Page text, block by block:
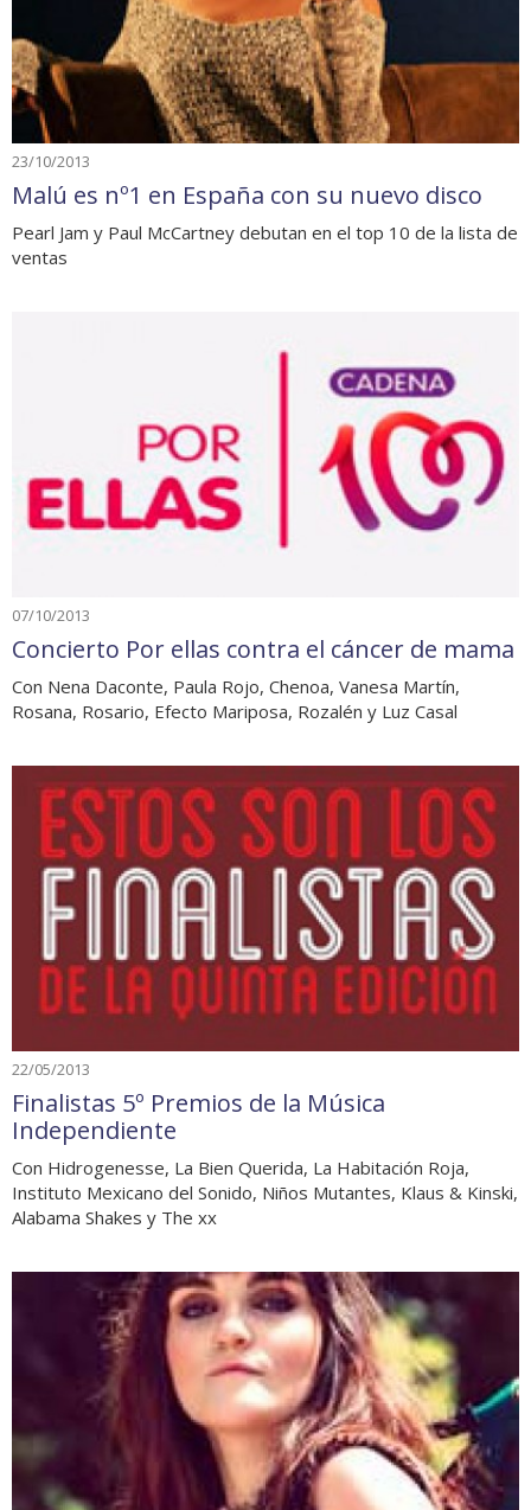
23/10/2013
Malú es nº1 en España con su nuevo disco
Pearl Jam y Paul McCartney debutan en el top 10 de la lista de
ventas
07/10/2013
Concierto Por ellas contra el cáncer de mama
Con Nena Daconte, Paula Rojo, Chenoa, Vanesa Martín,
Rosana, Rosario, Efecto Mariposa, Rozalén y Luz Casal
22/05/2013
Finalistas 5º Premios de la Música
Independiente
Con Hidrogenesse, La Bien Querida, La Habitación Roja,
Instituto Mexicano del Sonido, Niños Mutantes, Klaus & Kinski,
Alabama Shakes y The xx